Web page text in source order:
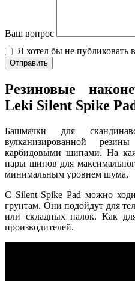
Ваш вопрос
Я хотел бы не публиковать
Отправить
Резиновые
Leki Silent Spike
Башмачки для
вулканизированной
карбидовыми шипами. На
пары шипов для
минимальным уровнем шума.
С Silent Spike Pad можно
грунтам. Они подойдут для
или складных палок. Как
производителей.